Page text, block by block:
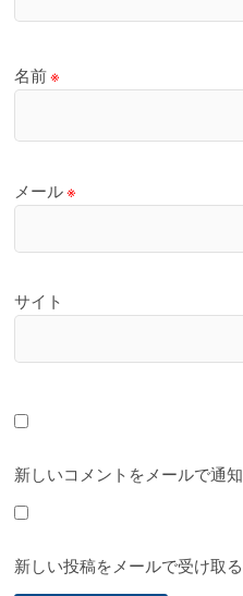
名前※
メール※
サイト
新しいコメントをメールで通知
新しい投稿をメールで受け取る